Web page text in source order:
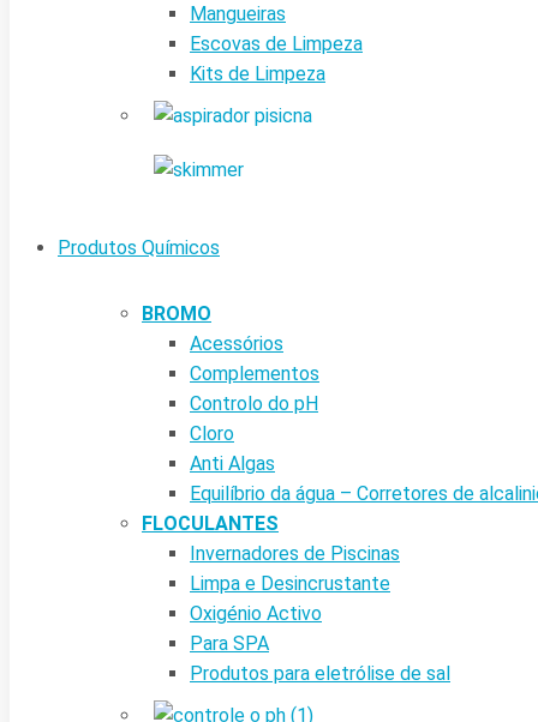
Mangueiras
Escovas de Limpeza
Kits de Limpeza
Produtos Químicos
BROMO
Acessórios
Complementos
Controlo do pH
Cloro
Anti Algas
Equilíbrio da água – Corretores de
FLOCULANTES
Invernadores de Piscinas
Limpa e Desincrustante
Oxigénio Activo
Para SPA
Produtos para eletrólise de sal